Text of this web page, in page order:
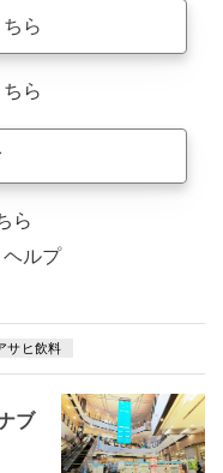
ら
ら
ら
ルプ
サヒ飲料
ブ